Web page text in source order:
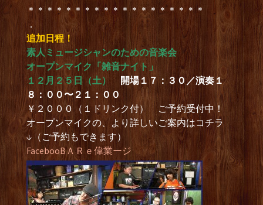
＊＊＊＊＊＊＊＊＊＊＊＊＊＊＊＊＊＊＊
．
追加日程！
素人ミュージシャンのための音楽会
オープンマイク「雑音ナイト」
１２月２５日（土）
開場１７：３０／演奏１
８：００〜２１：００
￥２０００（１ドリンク付） ご予約受付中！
オープンマイクの、より詳しいご案内はコチラ
↓（ご予約もできます）
FacebooBＡＲｅ偉業ージ